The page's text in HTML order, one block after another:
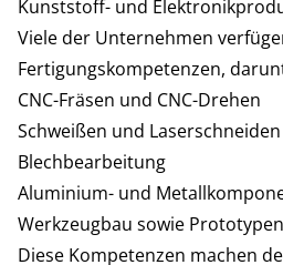
Kunststoff- und
Viele der Unternehmen
Fertigungskompetenzen,
CNC-Fräsen und CNC-Drehen
Schweißen und Laserschneiden
Blechbearbeitung
Aluminium- und
Werkzeugbau sowie
Diese Kompetenzen machen